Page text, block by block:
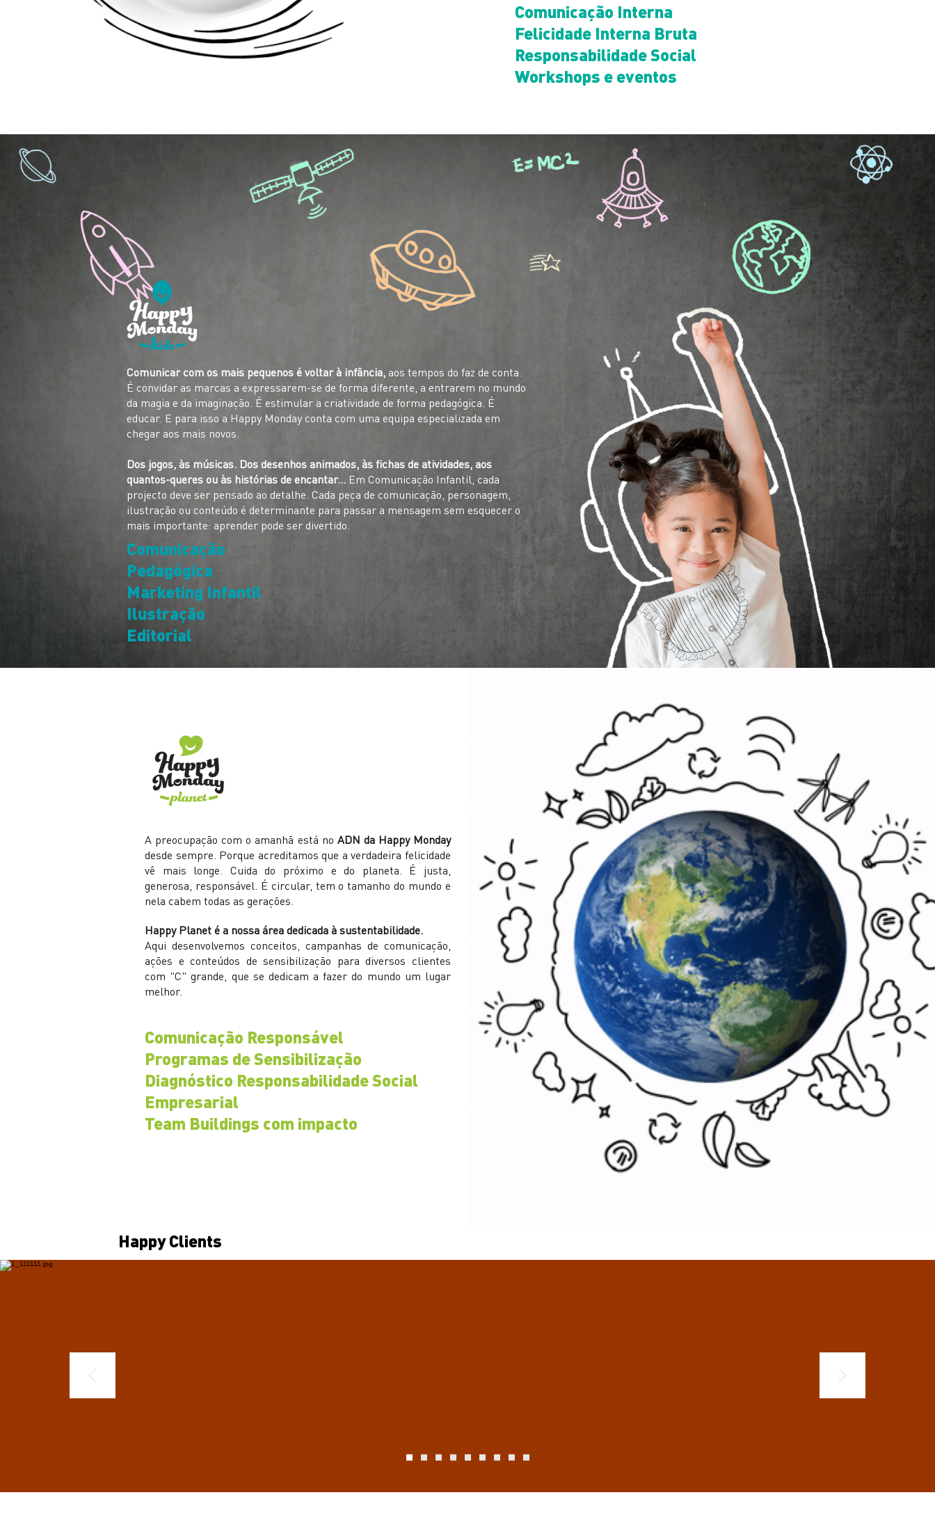
Comunicação Interna
Felicidade Interna Bruta
Responsabilidade Social
Workshops e eventos
Comunicar com os mais pequenos é voltar à infância, aos tempos do faz de conta.
É convidar as marcas a expressarem-se de forma diferente, a entrarem no mundo
da magia e da imaginação. É estimular a criatividade de forma pedagógica. É
educar. E para isso a Happy Monday conta com uma equipa especializada em
chegar aos mais novos.
Dos jogos, às músicas. Dos desenhos animados, às fichas de atividades, aos
quantos-queres ou às histórias de encantar… Em Comunicação Infantil, cada
projecto deve ser pensado ao detalhe. Cada peça de comunicação, personagem,
ilustração ou conteúdo é determinante para passar a mensagem sem esquecer o
mais importante: aprender pode ser divertido.
Comunicação
Pedagógica
Marketing Infantil
Ilustração
Editorial
A preocupação com o amanhã está no ADN da Happy Monday
desde sempre. Porque acreditamos que a verdadeira felicidade
vê mais longe. Cuida do próximo e do planeta. É justa,
generosa, responsável. É circular, tem o tamanho do mundo e
nela cabem todas as gerações.
Happy Planet é a nossa área dedicada à sustentabilidade.
Aqui desenvolvemos conceitos, campanhas de comunicação,
ações e conteúdos de sensibilização para diversos clientes
com "C" grande, que se dedicam a fazer do mundo um lugar
melhor.
Comunicação Responsável
Programas de Sensibilização
Diagnóstico Responsabilidade Social
Empresarial
Team Buildings com impacto
Happy Clients